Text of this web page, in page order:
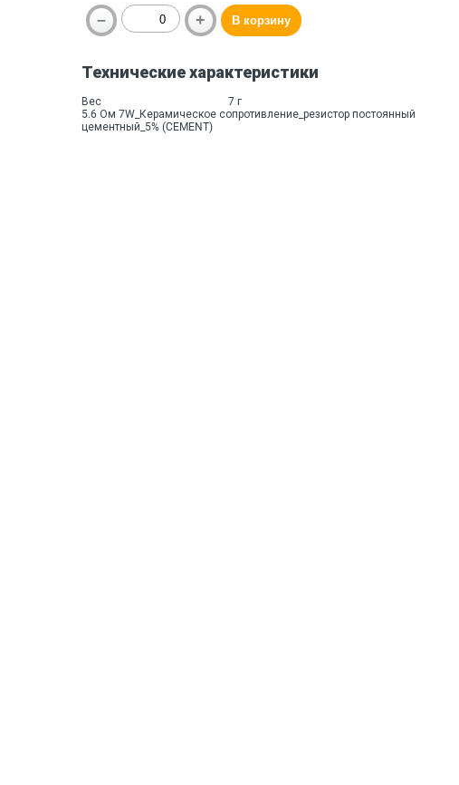
Технические характеристики
Вес
7 г
5.6 Ом 7W_Керамическое сопротивление_резистор постоянный
цементный_5% (CEMENT)